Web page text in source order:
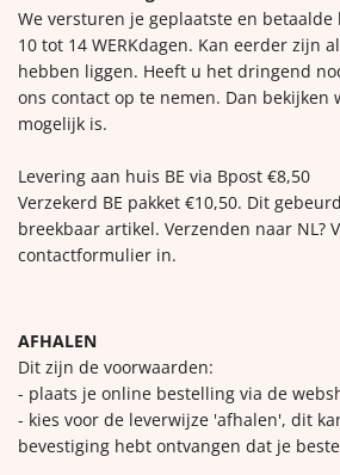
We versturen je geplaatste en
10 tot 14 WERKdagen. Kan eerder zijn
hebben liggen. Heeft u het dringend
ons contact op te nemen. Dan bekijken
mogelijk is.
Levering aan huis BE via Bpost €8,50
Verzekerd BE pakket €10,50. Dit
breekbaar artikel. Verzenden naar NL?
contactformulier in.
AFHALEN
Dit zijn de voorwaarden:
- plaats je online bestelling via de
- kies voor de leverwijze 'afhalen', dit
bevestiging hebt ontvangen dat je